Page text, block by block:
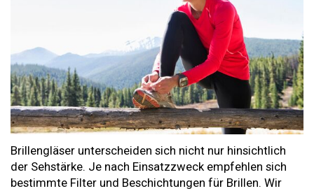
Brillengläser unterscheiden sich nicht nur hinsichtlich
der Sehstärke. Je nach Einsatzzweck empfehlen sich
bestimmte Filter und Beschichtungen für Brillen. Wir